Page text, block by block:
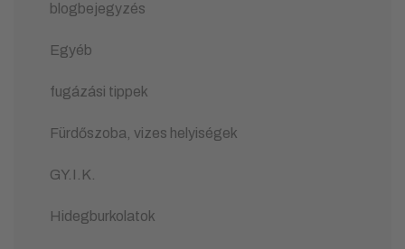
blogbejegyzés
Egyéb
fugázási tippek
Fürdőszoba, vizes helyiségek
GY.I.K.
Hidegburkolatok